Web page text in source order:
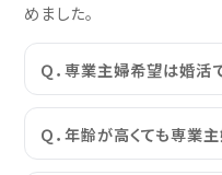
めました。
Ｑ．専業主婦希望は婚活
Ｑ．年齢が高くても専業